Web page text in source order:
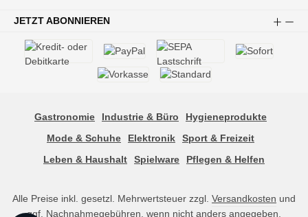
JETZT ABONNIEREN
Gastronomie Industrie & Büro
Hygieneprodukte
Mode & Schuhe
Elektronik
Sport & Freizeit
Leben & Haushalt
Spielware Pflegen & Helfen
Alle Preise inkl. gesetzl. Mehrwertsteuer zzgl. Versandkosten und
ggf. Nachnahmegebühren, wenn nicht anders angegeben.